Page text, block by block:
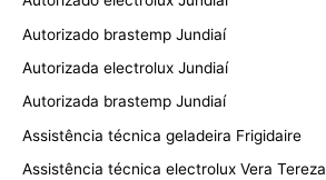
Autorizado brastemp Jundiaí
Autorizada electrolux Jundiaí
Autorizada brastemp Jundiaí
Assistência técnica geladeira Frigidaire
Assistência técnica electrolux Vera Tereza